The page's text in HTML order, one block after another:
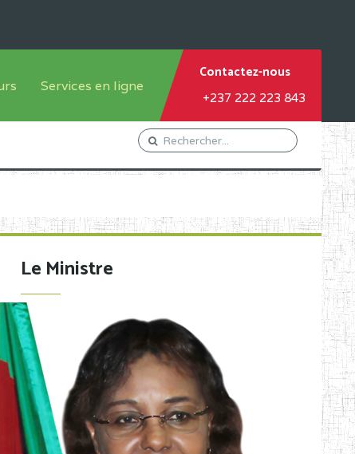
francophone
Services en ligne
Orientation Conseil
Gestion du Personnel
Demande de subvention
Contactez-nous
+237 222 223 843
Le Ministre